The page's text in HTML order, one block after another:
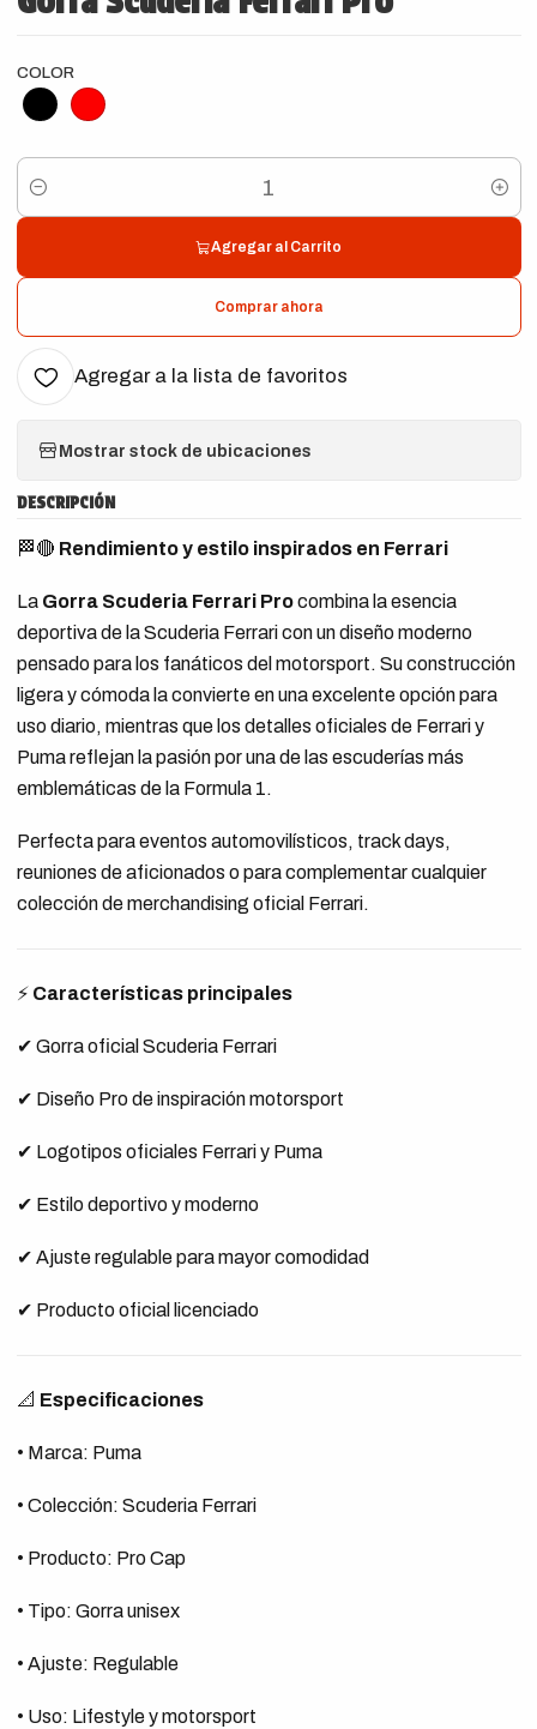
COLOR
Cantidad
Agregar al Carrito
Comprar ahora
Agregar a la lista de favoritos
Mostrar stock de ubicaciones
DESCRIPCIÓN
🏁🔴 Rendimiento y estilo inspirados en Ferrari
La Gorra Scuderia Ferrari Procombina la esencia
deportiva de la Scuderia Ferrari con un diseño moderno
pensado para los fanáticos del motorsport. Su construcción
ligera y cómoda la convierte en una excelente opción para
uso diario, mientras que los detalles oficiales de Ferrari y
Puma reflejan la pasión por una de las escuderías más
emblemáticas de la Formula 1.
Perfecta para eventos automovilísticos, track days,
reuniones de aficionados o para complementar cualquier
colección de merchandising oficial Ferrari.
⚡ Características principales
✔ Gorra oficial Scuderia Ferrari
✔ Diseño Pro de inspiración motorsport
✔ Logotipos oficiales Ferrari y Puma
✔ Estilo deportivo y moderno
✔ Ajuste regulable para mayor comodidad
✔ Producto oficial licenciado
📐 Especificaciones
• Marca: Puma
• Colección: Scuderia Ferrari
• Producto: Pro Cap
• Tipo: Gorra unisex
• Ajuste: Regulable
• Uso: Lifestyle y motorsport